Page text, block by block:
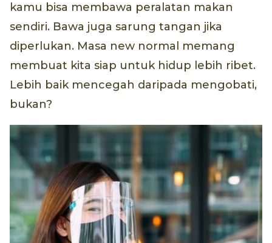
kamu bisa membawa peralatan makan
sendiri. Bawa juga sarung tangan jika
diperlukan. Masa new normal memang
membuat kita siap untuk hidup lebih ribet.
Lebih baik mencegah daripada mengobati,
bukan?